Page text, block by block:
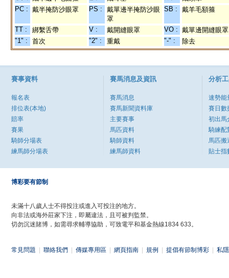
PC : 戴半掩防沙眼罩 PS :
戴單邊半掩防沙眼
罩
SB : 戴羊毛額箍
TT : 綁繫舌帶 V : 戴開縫眼罩 VO : 戴單邊開縫眼罩
"1" :
首次 "2" : 重戴 "-" : 除去
賽事資料
報名表
排位表(本地)
賠率
賽果
騎師分場表
練馬師分場表
賽馬消息及資訊
賽馬消息
賽馬新聞資料庫
主要賽事
馬匹資料
騎師資料
練馬師資料
分析
速勢能
賽日數
初出馬
騎練配
馬匹搬
貼士指
博彩要有節制
未滿十八歲人士不得投注或進入可投注的地方。
向非法或海外莊家下注，即屬違法，且可被判監禁。
切勿沉迷賭博，如需尋求輔導協助，可致電平和基金熱線1834 633。
常見問題 聯絡我們 傳媒專用區 網頁指南 規例 提倡有節制博彩 私